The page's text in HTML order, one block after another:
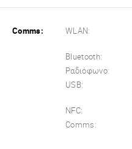
Comms: WLAN:
Bluetooth:
Ραδιόφωνο:
USB:
NFC:
Comms: